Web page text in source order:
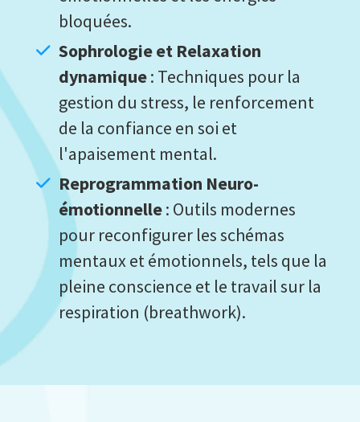
bloquées.
Sophrologie et Relaxation
dynamique: Techniques pour la
gestion du stress, le renforcement
de la confiance en soi et
l'apaisement mental.
Reprogrammation Neuro-
émotionnelle: Outils modernes
pour reconfigurer les schémas
mentaux et émotionnels, tels que la
pleine conscience et le travail sur la
respiration (breathwork).